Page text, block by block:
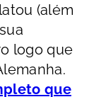
(além
logo que
que